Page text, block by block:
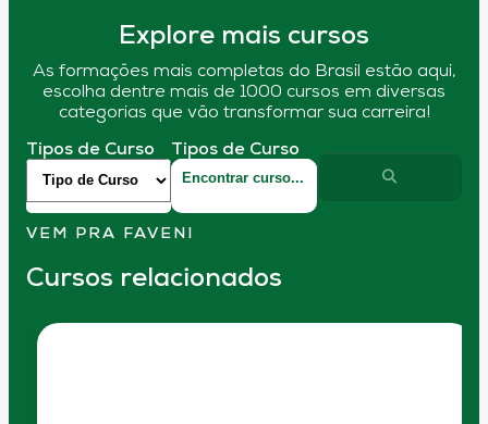
Explore mais cursos
As formações mais completas do Brasil estão aqui,
escolha dentre mais de 1000 cursos em diversas
categorias que vão transformar sua carreira!
Tipos de Curso Tipos de Curso
VEM PRA FAVENI
Cursos relacionados